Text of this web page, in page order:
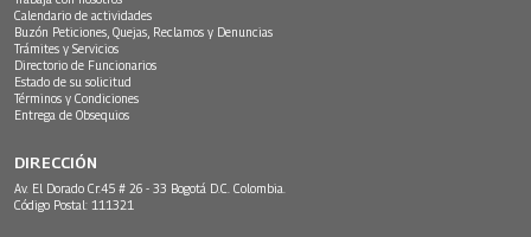
Calendario de actividades
Buzón Peticiones, Quejas, Reclamos y Denuncias
Trámites y Servicios
Directorio de Funcionarios
Estado de su solicitud
Términos y Condiciones
Entrega de Obsequios
DIRECCIÓN
Av. El Dorado Cr.45 # 26 - 33 Bogotá D.C. Colombia.
Código Postal: 111321